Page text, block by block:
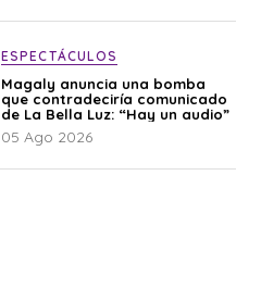
ESPECTÁCULOS
Magaly anuncia una bomba
que contradeciría comunicado
de La Bella Luz: “Hay un audio”
05 Ago 2026